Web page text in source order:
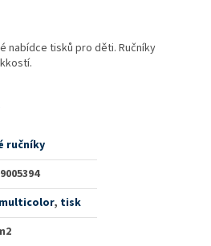
nabídce tisků pro děti. Ručníky
ručníky
multicolor, tisk